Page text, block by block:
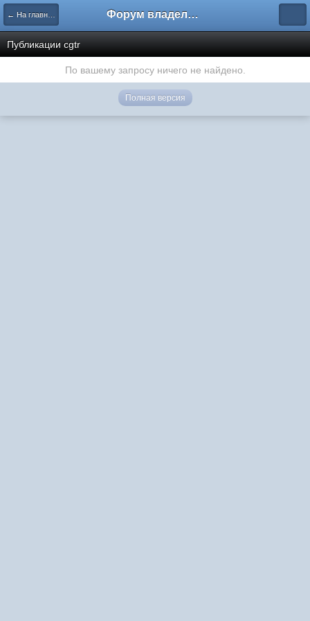
← На главную Форум владельцев интернет-магазинов
Публикации cgtr
По вашему запросу ничего не найдено.
Полная версия